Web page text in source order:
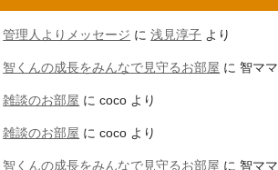
管理人よりメッセージ に浅見淳子 より
智くんの成長をみんなで見守るお部屋 に 智ママ
雑談のお部屋 にcoco より
雑談のお部屋 にcoco より
智くんの成長をみんなで見守るお部屋 に 智ママ